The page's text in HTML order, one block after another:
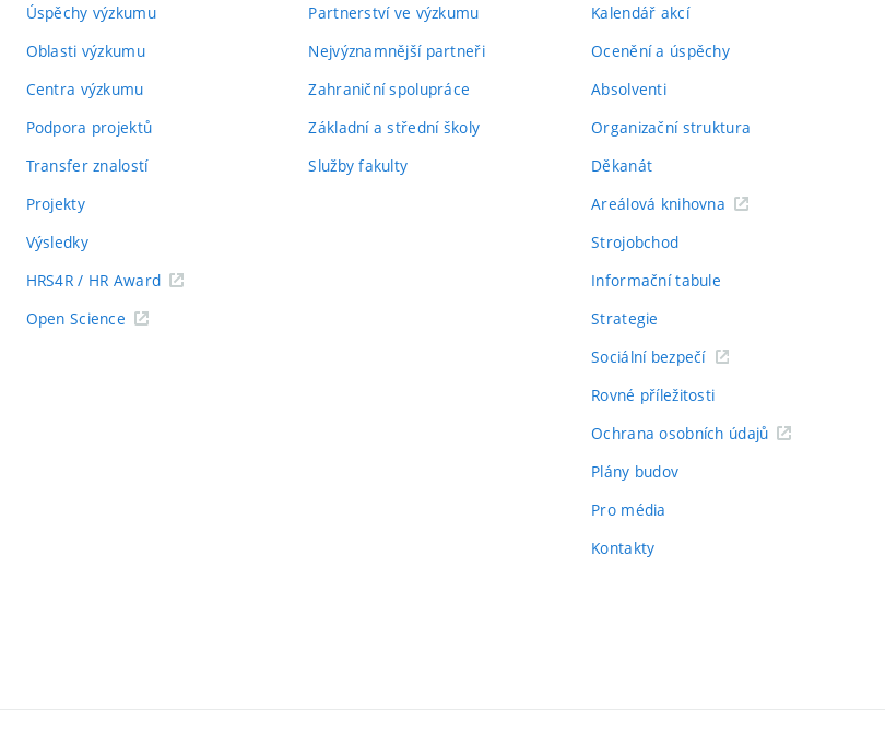
Úspěchy výzkumu
Oblasti výzkumu
Centra výzkumu
Podpora projektů
Transfer znalostí
Projekty
Výsledky
HRS4R / HR Award
Open Science
Partnerství ve výzkumu
Nejvýznamnější partneři
Zahraniční spolupráce
Základní a střední školy
Služby fakulty
Kalendář akcí
Ocenění a úspěchy
Absolventi
Organizační struktura
Děkanát
Areálová knihovna
Strojobchod
Informační tabule
Strategie
Sociální bezpečí
Rovné příležitosti
Ochrana osobních údajů
Plány budov
Pro média
Kontakty